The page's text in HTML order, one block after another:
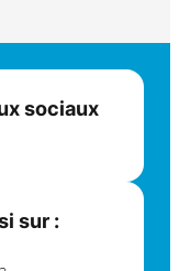
sociaux
sur :